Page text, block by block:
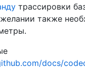
трассировки
также
docs/